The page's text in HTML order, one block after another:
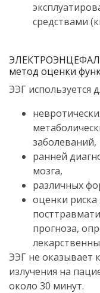
средствами
метод оценки
ЭЭГ используется
заболеваний,
ранней
мозга,
различных
оценки
прогноза,
ЭЭГ не оказывает
излучения на
около 30 минут.